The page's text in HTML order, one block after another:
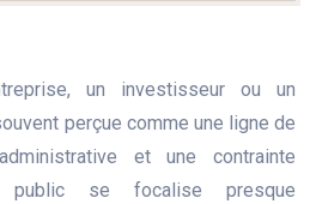
un investisseur ou un
perçue comme une ligne de
et une contrainte
public se focalise presque